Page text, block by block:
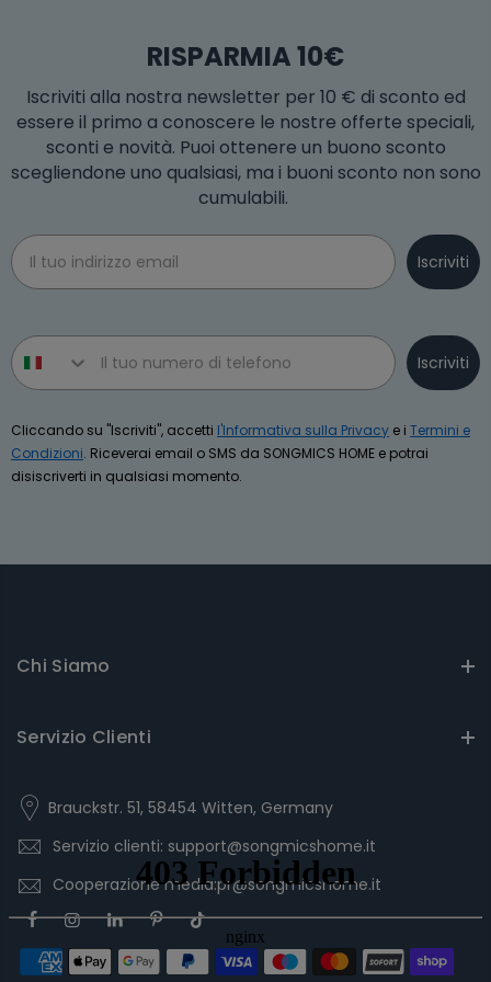
RISPARMIA 10€
Iscriviti alla nostra newsletter per 10 € di sconto ed
essere il primo a conoscere le nostre offerte speciali,
sconti e novità. Puoi ottenere un buono sconto
scegliendone uno qualsiasi, ma i buoni sconto non sono
cumulabili.
Email
Iscriviti
Phone number
Iscriviti
Cliccando su "Iscriviti", accetti l'Informativa sulla Privacy e i Termini e
Condizioni. Riceverai email o SMS da SONGMICS HOME e potrai
disiscriverti in qualsiasi momento.
Chi Siamo
Servizio Clienti
Brauckstr. 51, 58454 Witten, Germany
Servizio clienti: support@songmicshome.it
Cooperazione media:pr@songmicshome.it